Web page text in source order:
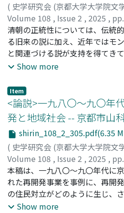
( 史学研究会 (京都大学大学院文
Volume 108 , Issue 2 , 2025 ,
谷井, 陽子;TANII, Yoko
清朝の正統性については、伝統
る旧来の説に加え、近年ではモ
と関連づける説が支持を得てき
を批判的に検証しつつ、清朝が
者の正しさ、すなわち為政者が
うことで、天に是認されたと主
らの成功の事実のみを証拠とし
ことはなかった。満洲人は漢籍
め、チベット仏教はモンゴルに
ず、正統性に関する基本理念は
に基づいて理論化された。清朝
づいて天下を支配する帝王の系
央の国」である中国を征服する
ったとみなし、最終的には未曾
実現したと標榜した。
Show more
Item
<論説>一九八〇～九〇年
発と地域社会 -- 京都市山
shirin_108_2_305.pdf(6.35
( 史学研究会 (京都大学大学院文
Volume 108 , Issue 2 , 2025 ,
渡邊, 光貴;WATANABE, Koki
本稿は、一九八〇～九〇年代に
れた再開発事業を事例に、再開
の住民対立がどのように生じ、
への合意が形成されるに至った
Show more